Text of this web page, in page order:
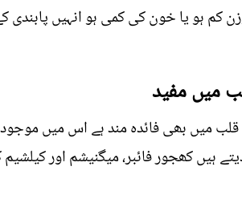
کم ہو یا خون کی کمی ہو انہیں پابندی
میں مفید
میں بھی فائدہ مند ہے اس میں
ہیں کھجور فائبر، میگنیشم اور